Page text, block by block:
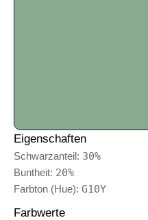
Eigenschaften
Schwarzanteil: 30%
Buntheit: 20%
Farbton (Hue): G10Y
Farbwerte